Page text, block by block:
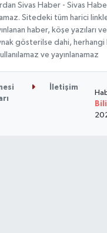
Sivas Haber - Sivas
Sitedeki tüm harici
haber, köşe yazıları
gösterilse dahi,
ve yayınlanamaz
İletişim